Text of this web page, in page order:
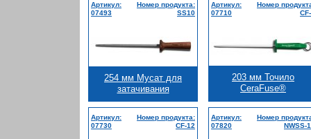
Артикул:
07493
Номер продукта:
SS10
254 мм Мусат для
затачивания
Артикул:
07710
Номер
203 мм Точило
CeraFuse®
Артикул:
07730
Номер продукта:
CF-12
Артикул:
07820
Номер
NWSS-